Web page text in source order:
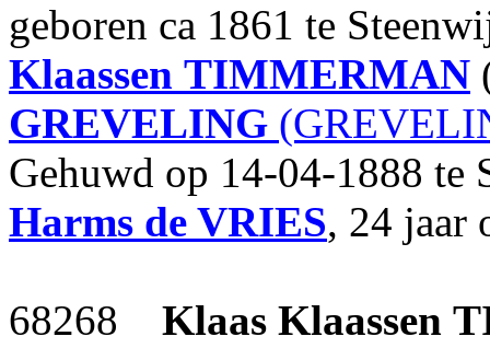
geboren ca 1861 te
Klaassen TIMMERMAN
GREVELING
Gehuwd op 14-04-1888
Harms de VRIES, 24 jaar
68268 Klaas Klaassen